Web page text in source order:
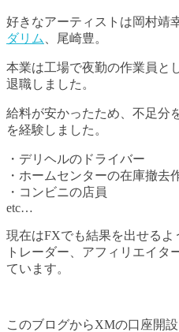
好きなアーティストは岡村靖
ダリム
、尾崎豊。
本業は工場で夜勤の作業員と
退職しました。
給料が安かったため、不足分
を経験しました。
・デリヘルのドライバー
・ホームセンターの在庫撤去
・コンビニの店員
etc…
現在はFXでも結果を出せる
トレーダー、アフィリエイタ
ています。
このブログからXMの口座開